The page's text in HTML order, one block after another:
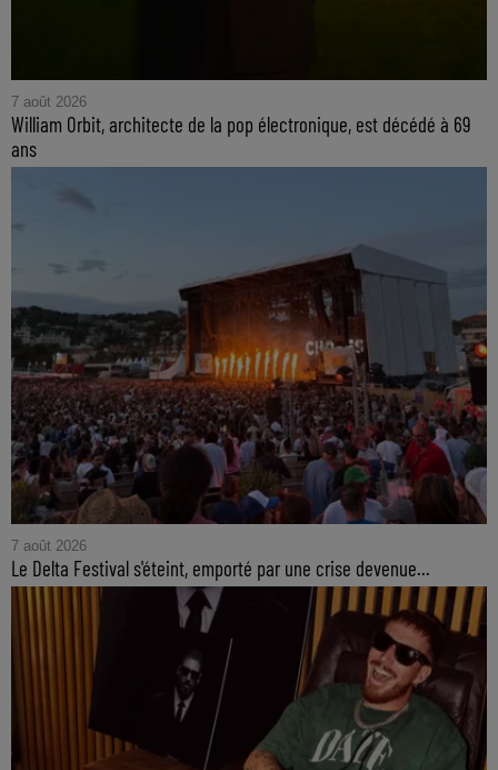
7 août 2026
William Orbit, architecte de la pop électronique, est décédé à 69
ans
7 août 2026
Le Delta Festival s'éteint, emporté par une crise devenue...